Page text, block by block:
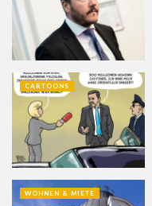
CARTOONS
WOHNEN & MIETE